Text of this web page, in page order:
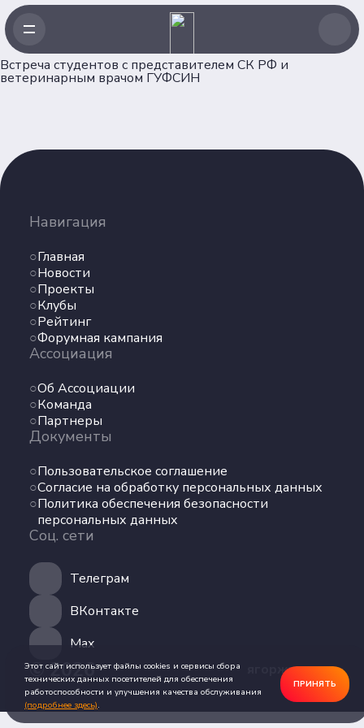
Встреча студентов с представителем СК РФ и
ветеринарным врачом ГУФСИН
Навигация
Главная
Новости
Проекты
Клубы
Рейтинг
Форумная кампания
Ассоциация
Об Ассоциации
Команда
Партнеры
Документы
Пользовательское соглашение
Согласие на обработку персональных данных
Политика обеспечения безопасности
персональных данных
Соц. сети
Телеграм
ВКонтакте
Max
© 2026 ягоржусь.рус
Новости
Клубы
Рейтинг
Форумная кампания
Об Ассоциации
Команда
Партнеры
Согласие на обработку персональных данных
Политика обеспечения безопасности
персональных данных
сети
Телеграм
ВКонтакте
Max
Этот сайт использует файлы cookies и сервисы сбора
технических данных посетителей для обеспечения
работоспособности и улучшения качества обслуживания
(подробнее здесь).
ПРИНЯТЬ